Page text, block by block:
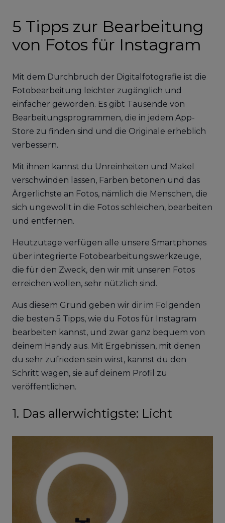
5 Tipps zur Bearbeitung
von Fotos für Instagram
Mit dem Durchbruch der Digitalfotografie ist die
Fotobearbeitung leichter zugänglich und
einfacher geworden. Es gibt Tausende von
Bearbeitungsprogrammen, die in jedem App-
Store zu finden sind und die Originale erheblich
verbessern.
Mit ihnen kannst du Unreinheiten und Makel
verschwinden lassen, Farben betonen und das
Ärgerlichste an Fotos, nämlich die Menschen, die
sich ungewollt in die Fotos schleichen, bearbeiten
und entfernen.
Heutzutage verfügen alle unsere Smartphones
über integrierte Fotobearbeitungswerkzeuge,
die für den Zweck, den wir mit unseren Fotos
erreichen wollen, sehr nützlich sind.
Aus diesem Grund geben wir dir im Folgenden
die besten 5 Tipps, wie du Fotos für Instagram
bearbeiten kannst, und zwar ganz bequem von
deinem Handy aus. Mit Ergebnissen, mit denen
du sehr zufrieden sein wirst, kannst du den
Schritt wagen, sie auf deinem Profil zu
veröffentlichen.
1. Das allerwichtigste: Licht